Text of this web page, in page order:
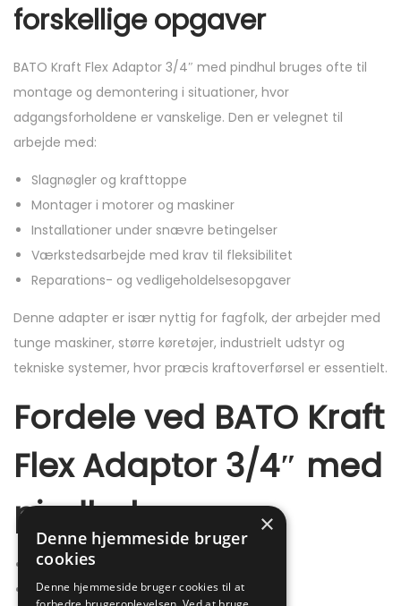
forskellige opgaver
BATO Kraft Flex Adaptor 3/4″ med pindhul bruges ofte til
montage og demontering i situationer, hvor
adgangsforholdene er vanskelige. Den er velegnet til
arbejde med:
Slagnøgler og krafttoppe
Montager i motorer og maskiner
Installationer under snævre betingelser
Værkstedsarbejde med krav til fleksibilitet
Reparations- og vedligeholdelsesopgaver
Denne adapter er især nyttig for fagfolk, der arbejder med
tunge maskiner, større køretøjer, industrielt udstyr og
tekniske systemer, hvor præcis kraftoverførsel er essentielt.
Fordele ved BATO Kraft
Flex Adaptor 3/4″ med
pindhul
Fleksibel funktion med forbedret adgang
Pindhul for sikker og stabil fastgørelse
×
Denne hjemmeside bruger
cookies
Denne hjemmeside bruger cookies til at